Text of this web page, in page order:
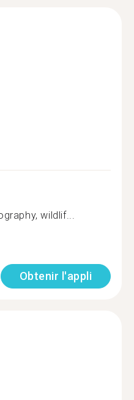
wildlif...
Obtenir l'appli